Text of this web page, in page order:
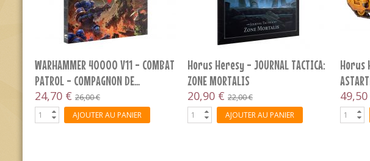
WARHAMMER 40000 V11 - COMBAT
PATROL - COMPAGNON DE...
24,70 € 26,00 €
AJOUTER AU PANIER
Horus Heresy - JOURNAL TACTICA:
ZONE MORTALIS
20,90 € 22,00 €
AJOUTER AU PANIER
Horus
TANK